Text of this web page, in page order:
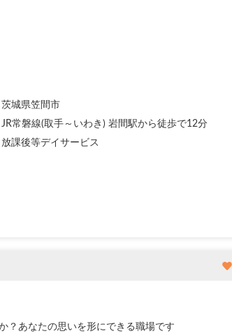
茨城県笠間市
JR常磐線(取手～いわき) 岩間駅から徒歩で12分
放課後等デイサービス
？あなたの思いを形にできる職場です